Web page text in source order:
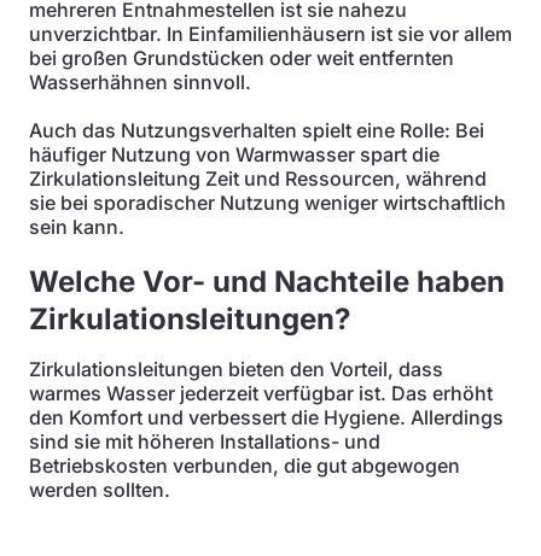
mehreren Entnahmestellen ist sie nahezu
unverzichtbar. In Einfamilienhäusern ist sie vor allem
bei großen Grundstücken oder weit entfernten
Wasserhähnen sinnvoll.
Auch das Nutzungsverhalten spielt eine Rolle: Bei
häufiger Nutzung von Warmwasser spart die
Zirkulationsleitung Zeit und Ressourcen, während
sie bei sporadischer Nutzung weniger wirtschaftlich
sein kann.
Welche Vor- und Nachteile haben
Zirkulationsleitungen?
Zirkulationsleitungen bieten den Vorteil, dass
warmes Wasser jederzeit verfügbar ist. Das erhöht
den Komfort und verbessert die Hygiene. Allerdings
sind sie mit höheren Installations- und
Betriebskosten verbunden, die gut abgewogen
werden sollten.